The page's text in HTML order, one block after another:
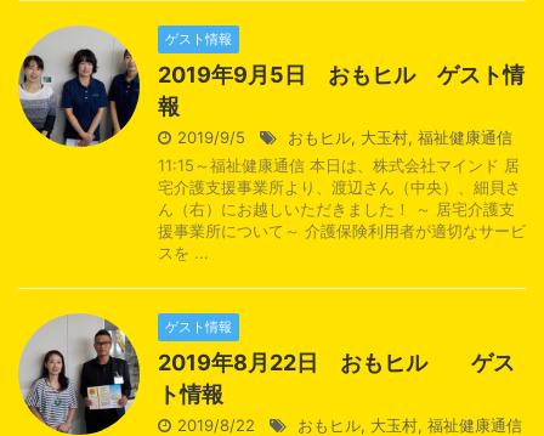
ゲスト情報
2019年9月5日 おもヒル ゲスト情
報
2019/9/5 おもヒル, 大玉村, 福祉健康通信
11:15～福祉健康通信 本日は、株式会社マインド 居
宅介護支援事業所より、渡辺さん（中央）、細貝さ
ん（右）にお越しいただきました！ ～ 居宅介護支
援事業所について～ 介護保険利用者が適切なサービ
スを ...
ゲスト情報
2019年8月22日 おもヒル ゲス
ト情報
2019/8/22 おもヒル, 大玉村, 福祉健康通信